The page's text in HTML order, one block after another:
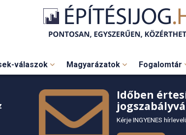
válaszok Magyarázatok Fogalomtár
Időben
Kérje INGYENES